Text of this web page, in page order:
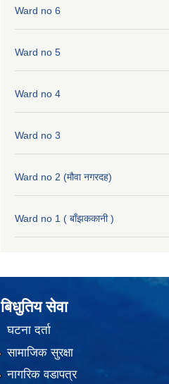
Ward no 6
Ward no 5
Ward no 4
Ward no 3
Ward no 2 (मौवा नगरदह)
Ward no 1 ( बाँझककानी )
बिधुतिय सेवा
घटना दर्ता
सामाजिक सुरक्षा
नागरिक वडापत्र